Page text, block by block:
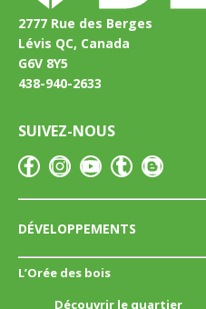
2777 Rue des Berges
Lévis QC, Canada
G6V 8Y5
438-940-2633
SUIVEZ-NOUS
DÉVELOPPEMENTS
L’Orée des bois
Découvrir le quartier